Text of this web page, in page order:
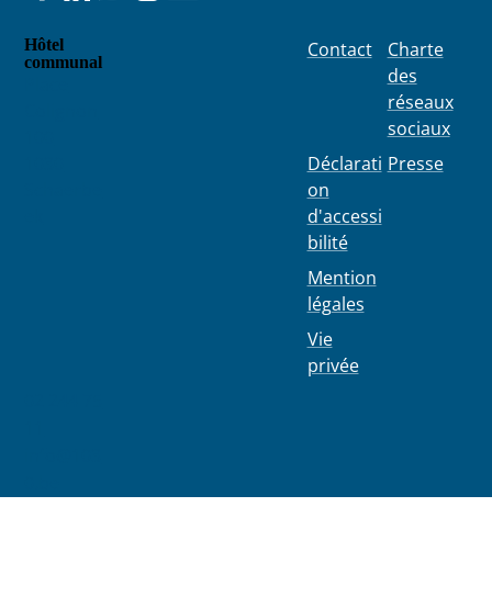
Hôtel
communal
Contact
Déclarati
on
d'accessi
bilité
Mention
légales
Vie
privée
Charte
des
réseaux
sociaux
Presse